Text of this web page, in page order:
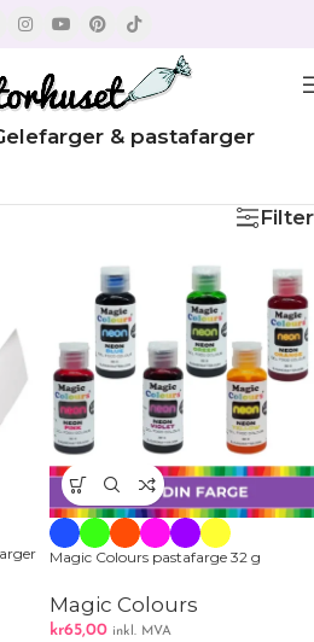
& pastafarger
Filter
Magic Colours pastafarge 32 g
Magic Colours
kr65,00 inkl. MVA